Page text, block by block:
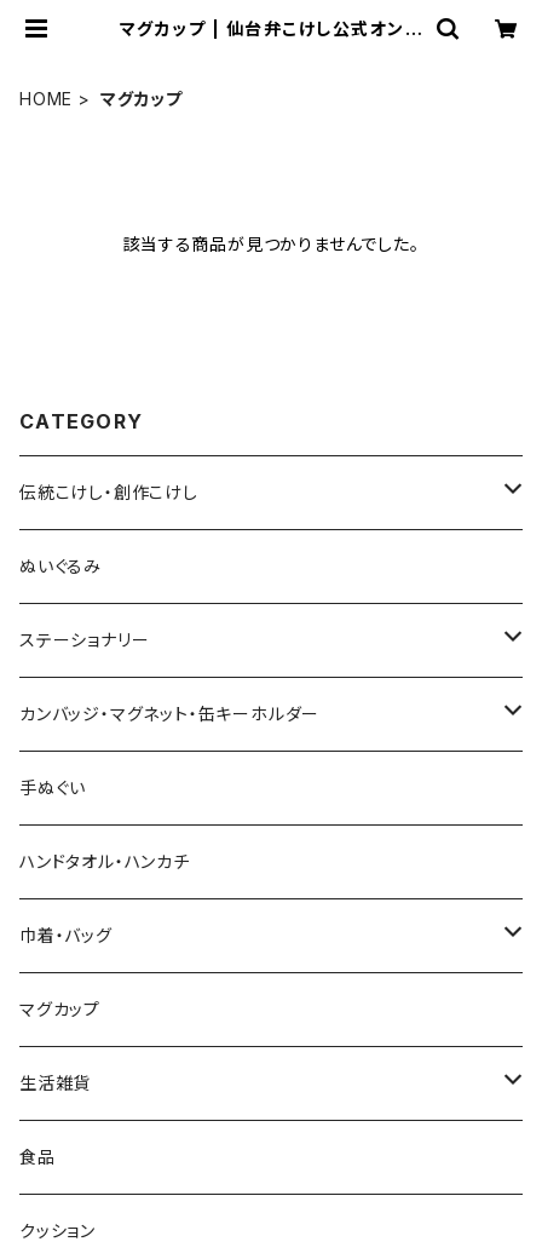
マグカップ | 仙台弁こけし公式オンラ
HOME マグカップ
該当する商品が見つかりませんでした。
CATEGORY
伝統こけし・創作こけし
木村敦工人（弥治郎系）
池内潮音工人（弥治郎系）
上田康友工人（弥治郎系）
新山真由美工人（弥治郎系）
新山吉紀工人（弥治郎系）
星定良工人（弥治郎系）
平賀輝幸工人（作並系）
早坂政弘工人（遠刈田系）
仙台弁こけしのこけし
やじろうちゃん
ぬいぐるみ
ステーショナリー
アクリルキーホルダー
シール
ポストカード
付箋（ふせん）
スタンプ
ステッカー
マスキングテープ
ノート
カンバッジ・マグネット・缶キーホルダー
バッジ
マグネット
手ぬぐい
ハンドタオル・ハンカチ
巾着・バッグ
エコバッグ
ポーチ
マグカップ
生活雑貨
スポンジ
フォトフレーム
食品
クッション